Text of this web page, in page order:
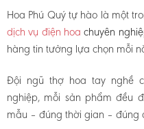
Hoa Phú Quý tự hào là một
dịch vụ điện hoachuyên
hàng tin tưởng lựa chọn mỗi
Đội ngũ thợ hoa tay nghề
nghiệp, mỗi sản phẩm đều
mẫu – đúng thời gian – đúng